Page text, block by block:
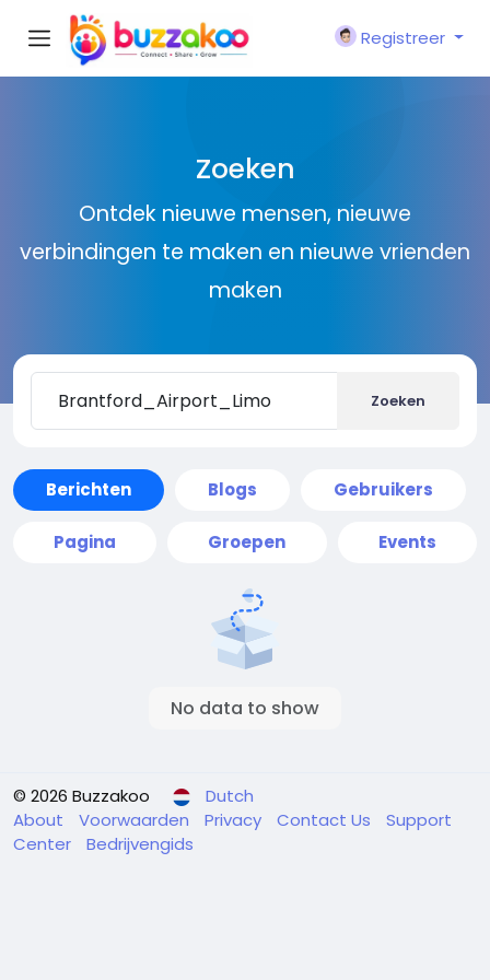
Registreer
Zoeken
Ontdek nieuwe mensen, nieuwe
verbindingen te maken en nieuwe vrienden
maken
Zoeken
Berichten Blogs Gebruikers
Pagina Groepen Events
No data to show
© 2026 Buzzakoo
Dutch
About
Voorwaarden Privacy Contact Us
Support
Center
Bedrijvengids